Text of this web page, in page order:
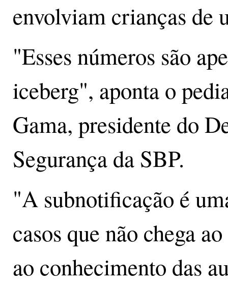
envolviam crianças de
"Esses números são
iceberg", aponta o
Gama, presidente do
Segurança da SBP.
"A subnotificação é
casos que não chega
ao conhecimento das